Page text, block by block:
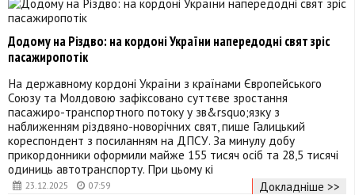
23.12.2025 07:59
Додому на Різдво: на кордоні України напередодні свят зріс
пасажиропотік
На державному кордоні України з країнами Європейського
Союзу та Молдовою зафіксовано суттєве зростання
пасажиро-транспортного потоку у зв&rsquo;язку з
наближенням різдвяно-новорічних свят, пише Галицький
кореспондент з посиланням на ДПСУ. За минулу добу
прикордонники оформили майже 155 тисяч осіб та 28,5 тисячі
одиниць автотранспорту. При цьому кі
Докладніше >>